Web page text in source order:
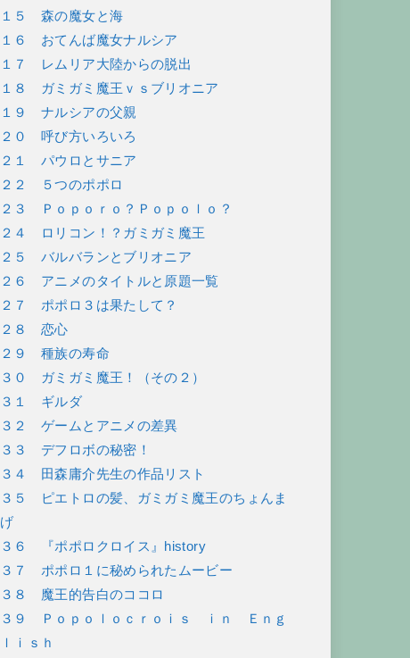
１５ 森の魔女と海
１６ おてんば魔女ナルシア
１７ レムリア大陸からの脱出
１８ ガミガミ魔王ｖｓブリオニア
１９ ナルシアの父親
２０ 呼び方いろいろ
２１ パウロとサニア
２２ ５つのポポロ
２３ Ｐｏｐｏｒｏ？Ｐｏｐｏｌｏ？
２４ ロリコン！？ガミガミ魔王
２５ バルバランとブリオニア
２６ アニメのタイトルと原題一覧
２７ ポポロ３は果たして？
２８ 恋心
２９ 種族の寿命
３０ ガミガミ魔王！（その２）
３１ ギルダ
３２ ゲームとアニメの差異
３３ デフロボの秘密！
３４ 田森庸介先生の作品リスト
３５ ピエトロの髪、ガミガミ魔王のちょんま
げ
３６ 『ポポロクロイス』history
３７ ポポロ１に秘められたムービー
３８ 魔王的告白のココロ
３９ Ｐｏｐｏｌｏｃｒｏｉｓ ｉｎ Ｅｎｇ
ｌｉｓｈ